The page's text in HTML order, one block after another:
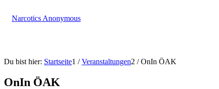
Du bist hier: Startseite1 / Veranstaltungen2 / OnIn ÖAK
OnIn ÖAK